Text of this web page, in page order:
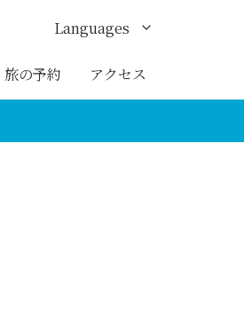
旅の予約 アクセス
Languages
English